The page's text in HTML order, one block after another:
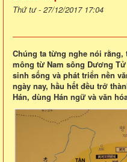
Thứ tư - 27/12/2017 17:04
Chúng ta từng nghe nói
mông từ Nam sông Dương
sinh sống và phát triển nền
ngày nay, hầu hết đều trở
Hán, dùng Hán ngữ và văn